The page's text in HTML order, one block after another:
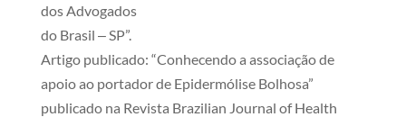
dos Advogados
do Brasil ‒ SP”.
Artigo publicado: “Conhecendo a associação de
apoio ao portador de Epidermólise Bolhosa”
publicado na Revista Brazilian Journal of Health